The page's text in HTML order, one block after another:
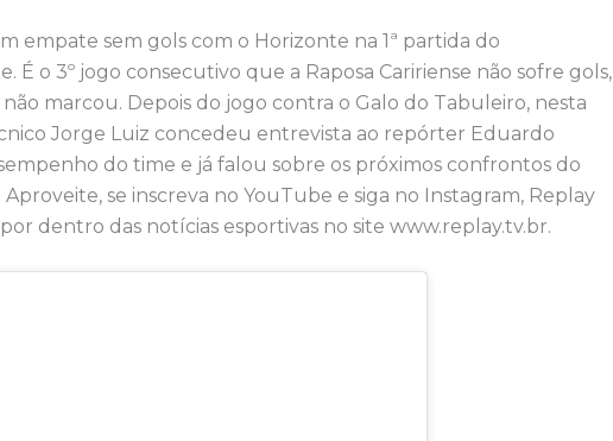
empate sem gols com o Horizonte na 1ª partida do
É o 3º jogo consecutivo que a Raposa Caririense não sofre gols,
marcou. Depois do jogo contra o Galo do Tabuleiro, nesta
Jorge Luiz concedeu entrevista ao repórter Eduardo
do time e já falou sobre os próximos confrontos do
Aproveite, se inscreva no YouTube e siga no Instagram, Replay
dentro das notícias esportivas no site www.replay.tv.br.